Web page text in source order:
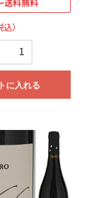
送料無料
込）
に入れる